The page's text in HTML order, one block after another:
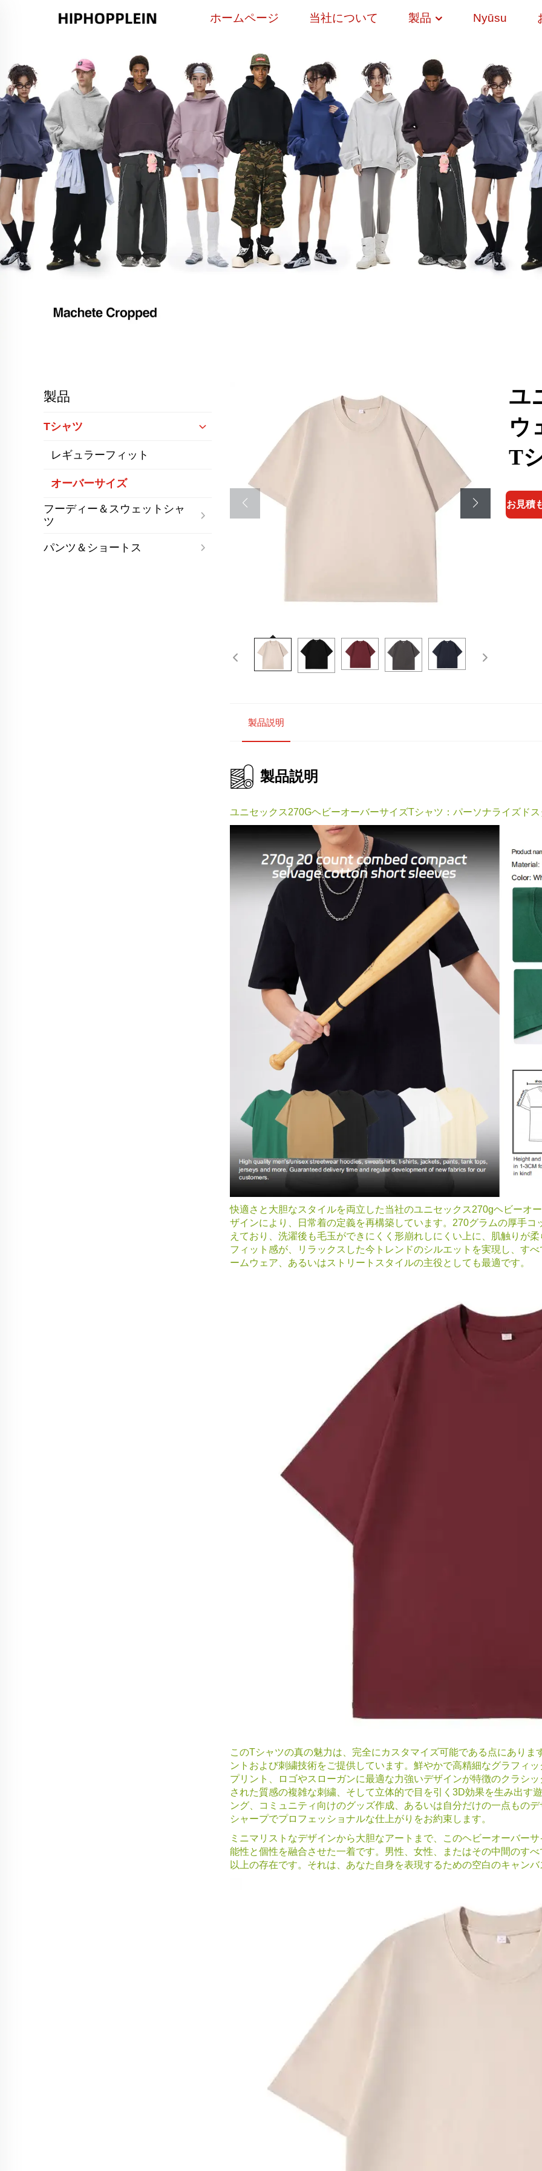
ホームページ 当社について 製品 Nyūsu
製品
Tシャツ
レギュラーフィット
オーバーサイズ
フーディー＆スウェットシャ
ツ
パンツ＆ショートス
ユ
ウ
T
お見積
製品説明
製品説明
ユニセックス270GヘビーオーバーサイズTシャツ：パーソナライズド
快適さと大胆なスタイルを両立した当社のユニセックス270gヘビーオ
ザインにより、日常着の定義を再構築しています。270グラムの厚手
えており、洗濯後も毛玉ができにくく形崩れしにくい上に、肌触りが
フィット感が、リラックスした今トレンドのシルエットを実現し、す
ームウェア、あるいはストリートスタイルの主役としても最適です。
このTシャツの真の魅力は、完全にカスタマイズ可能である点にあり
ントおよび刺繍技術をご提供しています。鮮やかで高精細なグラフィ
プリント、ロゴやスローガンに最適な力強いデザインが特徴のクラシ
された質感の複雑な刺繍、そして立体的で目を引く3D効果を生み出す
ング、コミュニティ向けのグッズ作成、あるいは自分だけの一点もの
シャープでプロフェッショナルな仕上がりをお約束します。
ミニマリストなデザインから大胆なアートまで、このヘビーオーバ
能性と個性を融合させた一着です。男性、女性、またはその中間のす
以上の存在です。それは、あなた自身を表現するための空白のキャンバ